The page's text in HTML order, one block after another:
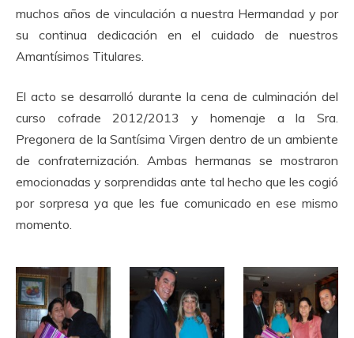
muchos años de vinculación a nuestra Hermandad y por
su continua dedicación en el cuidado de nuestros
Amantísimos Titulares.
El acto se desarrolló durante la cena de culminación del
curso cofrade 2012/2013 y homenaje a la Sra.
Pregonera de la Santísima Virgen dentro de un ambiente
de confraternización. Ambas hermanas se mostraron
emocionadas y sorprendidas ante tal hecho que les cogió
por sorpresa ya que les fue comunicado en ese mismo
momento.